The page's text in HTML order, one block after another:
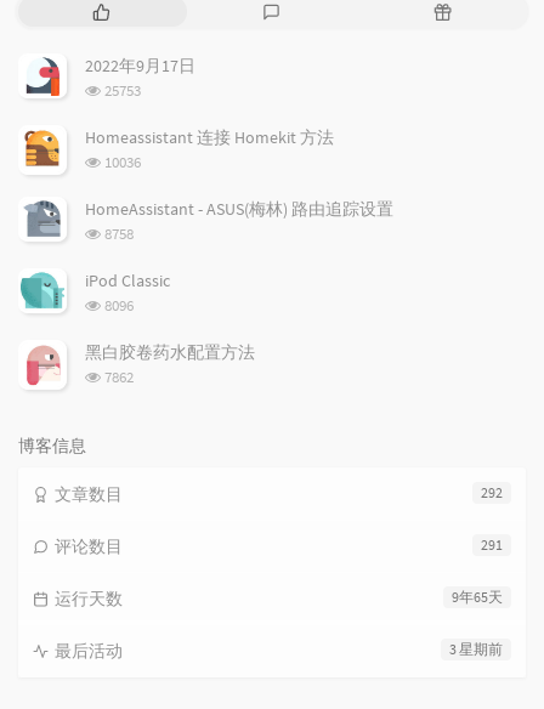
热
文
章
随
2022年9月17日
浏
次
25753
Homeassistant 连接 Homekit 方法
浏
次
10036
HomeAssistant - ASUS(梅林) 路由追踪设置
浏
次
8758
iPod Classic
浏
次
数:
8096
黑白胶卷药水配置方法
浏
7862
博客信息
292
文章数目
291
评论数目
9年65天
运行天数
3 星期前
最后活动